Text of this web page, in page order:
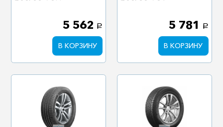
5 562 a
В КОРЗИНУ
5 781 a
В КОРЗИНУ